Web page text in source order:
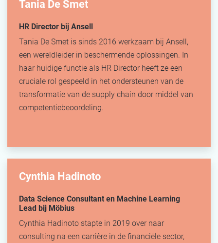
Tania De Smet
HR Director bij Ansell
Tania De Smet is sinds 2016 werkzaam bij Ansell,
een wereldleider in beschermende oplossingen. In
haar huidige functie als HR Director heeft ze een
cruciale rol gespeeld in het ondersteunen van de
transformatie van de supply chain door middel van
competentiebeoordeling.
Cynthia Hadinoto
Data Science Consultant en Machine Learning
Lead bij Möbius
Cynthia Hadinoto stapte in 2019 over naar
consulting na een carrière in de financiële sector,